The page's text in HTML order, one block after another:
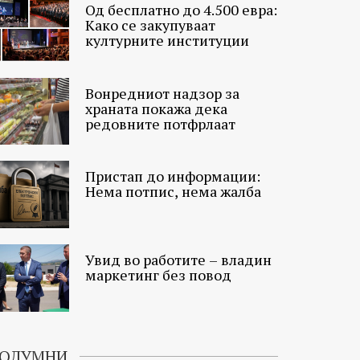
Од бесплатно до 4.500 евра:
Како се закупуваат
културните институции
Вонредниот надзор за
храната покажа дека
редовните потфрлаат
Пристап до информации:
Нема потпис, нема жалба
Увид во работите – владин
маркетинг без повод